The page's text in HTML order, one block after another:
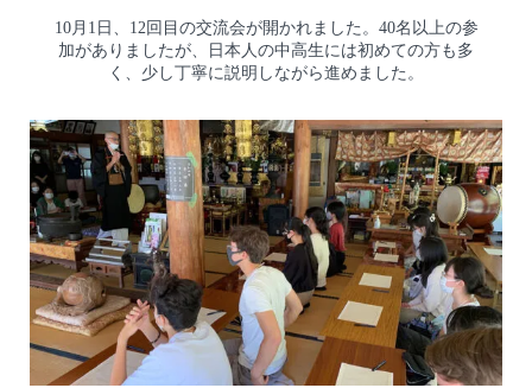
10月1日、12回目の交流会が開かれました。40名以上の参
加がありましたが、日本人の中高生には初めての方も多
く、少し丁寧に説明しながら進めました。